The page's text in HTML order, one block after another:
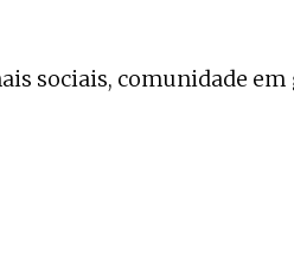
sociais, comunidade em